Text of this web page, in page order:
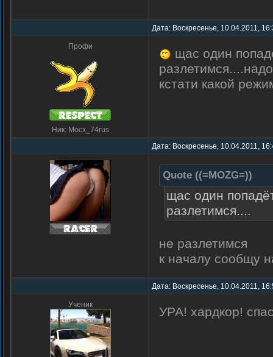
Дата: Воскресенье, 10.04.2011,
Профи
Ник: Mocx_74rus
щас один
кстати какой
Дата: Воскресенье, 10.04.2011,
Quote ((=MOZG=))
щас один
разлетимся....
не разлетимся
к началу сообщу
Дата: Воскресенье, 10.04.2011,
Ученик УРА! хардкор!